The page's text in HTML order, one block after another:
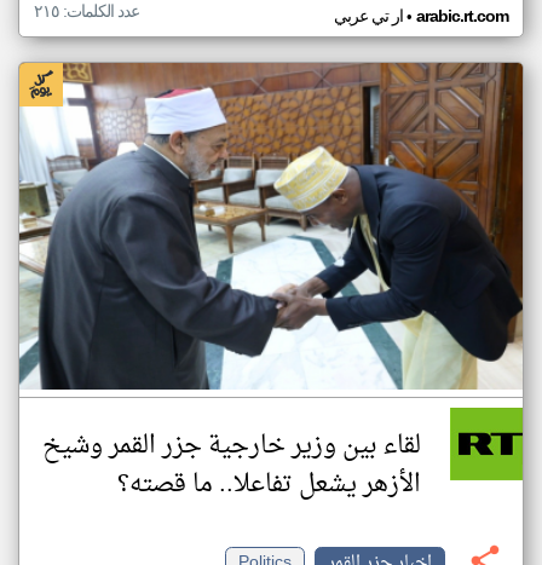
ار تي عربي• arabic.rt.com عدد الكلمات: ٢١٥
لقاء بين وزير خارجية جزر القمر وشيخ
الأزهر يشعل تفاعلا.. ما قصته؟